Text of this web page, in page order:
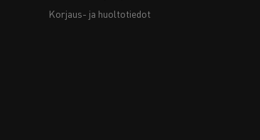
Korjaus- ja huoltotiedot